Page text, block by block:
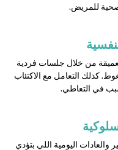
للمريض.
من خلال جلسات فردية
كذلك التعامل مع الاكتئاب
في التعاطي.
والعادات اليومية اللي بتؤدي